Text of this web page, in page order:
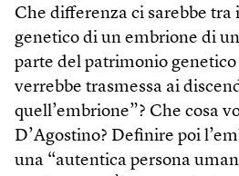
Che differenza ci sarebbe
genetico di un embrione di
parte del patrimonio
verrebbe trasmessa ai
quell’embrione”? Che cosa
D’Agostino? Definire poi
una “autentica persona